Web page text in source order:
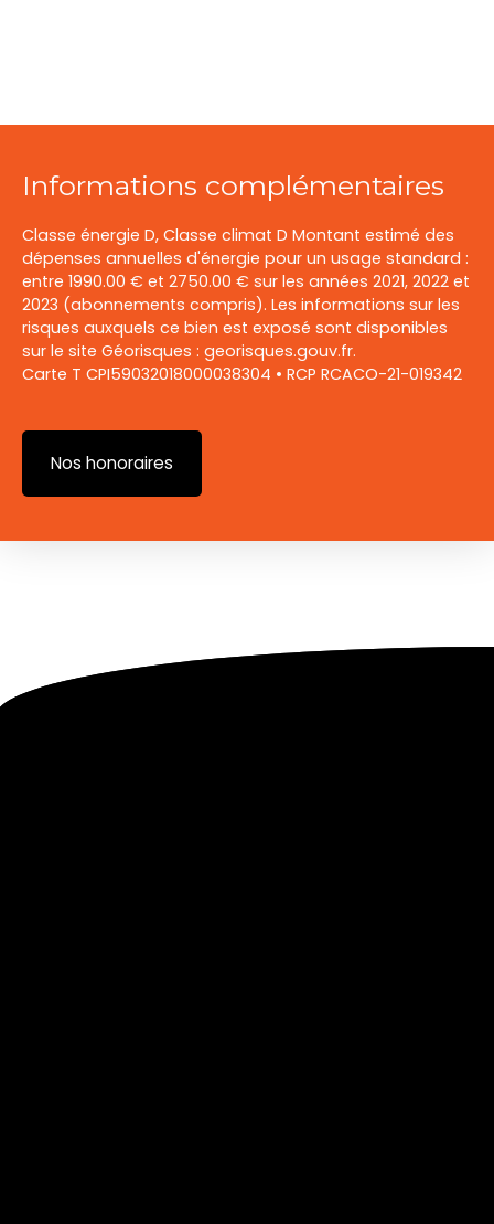
Informations complémentaires
Classe énergie D, Classe climat D Montant estimé des
dépenses annuelles d'énergie pour un usage standard :
entre 1990.00 € et 2750.00 € sur les années 2021, 2022 et
2023 (abonnements compris). Les informations sur les
risques auxquels ce bien est exposé sont disponibles
sur le site Géorisques : georisques.gouv.fr.
Carte T CPI59032018000038304 • RCP RCACO-21-019342
Nos honoraires